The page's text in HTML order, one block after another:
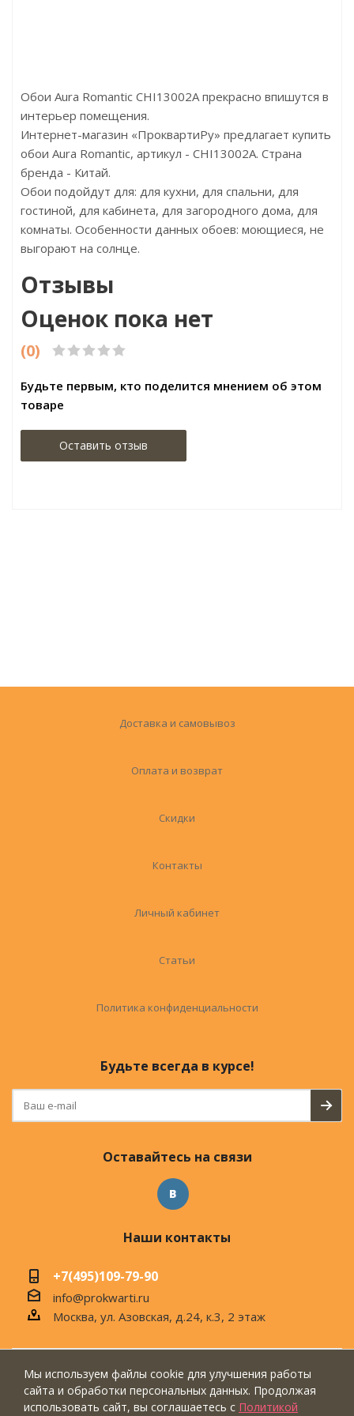
Обои Aura Romantic CHI13002A прекрасно впишутся в
интерьер помещения.
Интернет-магазин «ПроквартиРу» предлагает купить
обои Aura Romantic, артикул - CHI13002A. Страна
бренда - Китай.
Обои подойдут для: для кухни, для спальни, для
гостиной, для кабинета, для загородного дома, для
комнаты. Особенности данных обоев: моющиеся, не
выгорают на солнце.
Отзывы
Оценок пока нет
(0)
Будьте первым, кто поделится мнением об этом
товаре
Оставить отзыв
Доставка и самовывоз
Оплата и возврат
Скидки
Контакты
Личный кабинет
Статьи
Политика конфиденциальности
Будьте всегда в курсе!
Оставайтесь на связи
Наши контакты
+7(495)109-79-90
info@prokwarti.ru
Москва, ул. Азовская, д.24, к.3, 2 этаж
© 2026 Магазин современного интерьера
"ПроКвартиРу"
Мы используем файлы cookie для улучшения работы
сайта и обработки персональных данных. Продолжая
использовать сайт, вы соглашаетесь с Политикой